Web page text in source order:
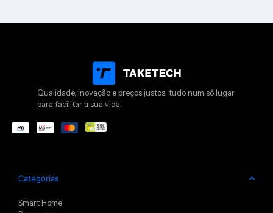
Qualidade, inovação e preços justos, tudo num só lugar
para facilitar a sua vida.
Categorias
Smart Home